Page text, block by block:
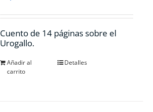
Cuento de 14 páginas sobre el
Urogallo.
Añadir al
carrito
Detalles